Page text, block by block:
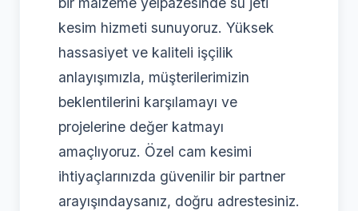
kesim hizmeti sunuyoruz. Yüksek
hassasiyet ve kaliteli işçilik
anlayışımızla, müşterilerimizin
beklentilerini karşılamayı ve
projelerine değer katmayı
amaçlıyoruz. Özel cam kesimi
ihtiyaçlarınızda güvenilir bir partner
arayışındaysanız, doğru adrestesiniz.